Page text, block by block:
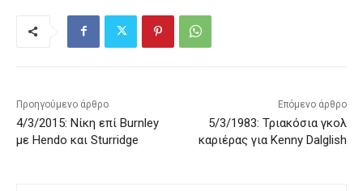
Προηγούμενο άρθρο
4/3/2015: Νίκη επί Burnley
με Hendo και Sturridge
Επόμενο άρθρο
5/3/1983: Τριακόσια γκολ
καριέρας για Kenny Dalglish